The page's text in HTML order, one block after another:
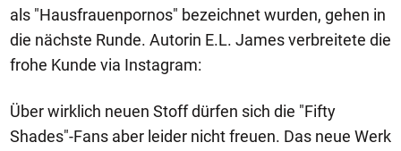
als "Hausfrauenpornos" bezeichnet wurden, gehen in
die nächste Runde. Autorin E.L. James verbreitete die
frohe Kunde via Instagram:
Über wirklich neuen Stoff dürfen sich die "Fifty
Shades"-Fans aber leider nicht freuen. Das neue Werk